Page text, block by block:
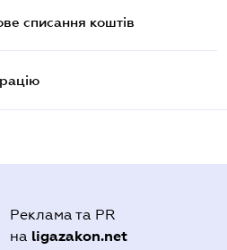
списання коштів
Реклама та PR
на ligazakon.net